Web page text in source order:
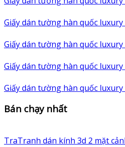
Giấy dán tường hàn quốc luxury
Giấy dán tường hàn quốc luxury
Giấy dán tường hàn quốc luxury
Giấy dán tường hàn quốc luxury
Bán chạy nhất
TraTranh dán kính 3d 2 mặt